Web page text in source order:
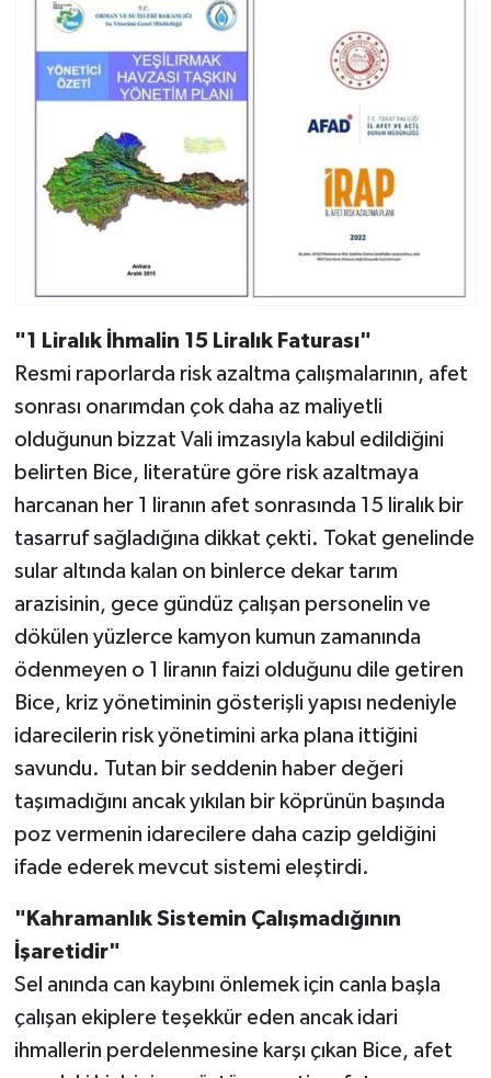
"1 Liralık İhmalin 15 Liralık Faturası"
Resmi raporlarda risk azaltma çalışmalarının, afet
sonrası onarımdan çok daha az maliyetli
olduğunun bizzat Vali imzasıyla kabul edildiğini
belirten Bice, literatüre göre risk azaltmaya
harcanan her 1 liranın afet sonrasında 15 liralık bir
tasarruf sağladığına dikkat çekti. Tokat genelinde
sular altında kalan on binlerce dekar tarım
arazisinin, gece gündüz çalışan personelin ve
dökülen yüzlerce kamyon kumun zamanında
ödenmeyen o 1 liranın faizi olduğunu dile getiren
Bice, kriz yönetiminin gösterişli yapısı nedeniyle
idarecilerin risk yönetimini arka plana ittiğini
savundu. Tutan bir seddenin haber değeri
taşımadığını ancak yıkılan bir köprünün başında
poz vermenin idarecilere daha cazip geldiğini
ifade ederek mevcut sistemi eleştirdi.
"Kahramanlık Sistemin Çalışmadığının
İşaretidir"
Sel anında can kaybını önlemek için canla başla
çalışan ekiplere teşekkür eden ancak idari
ihmallerin perdelenmesine karşı çıkan Bice, afet